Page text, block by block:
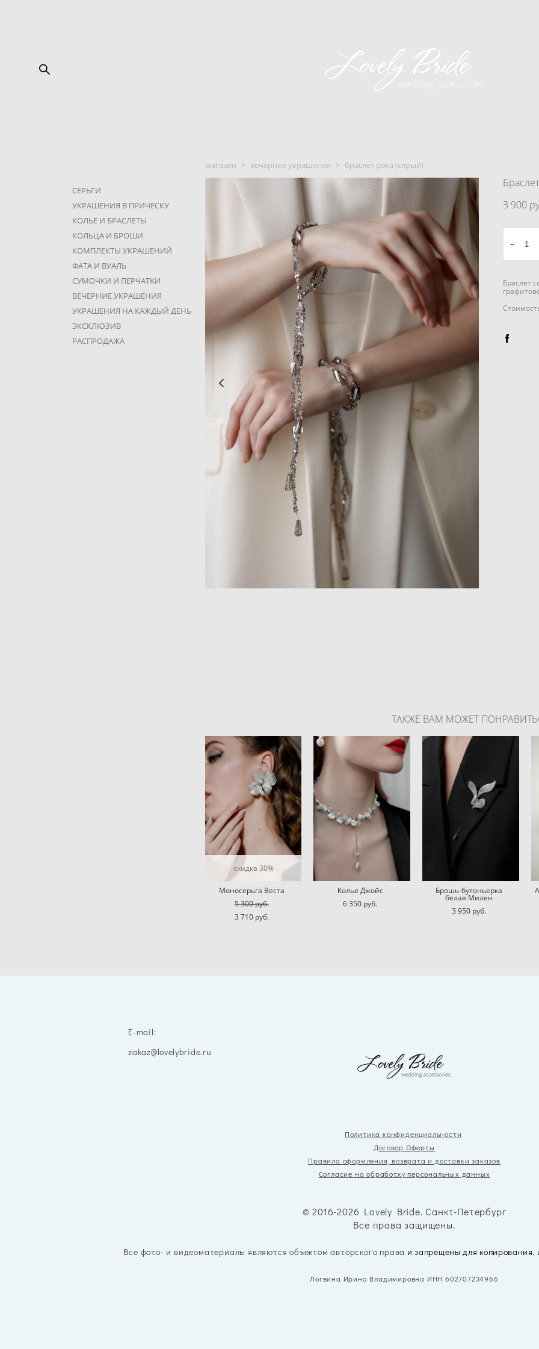
СЕРЬГИ
УКРАШЕНИЯ В ПРИЧЕСКУ
КОЛЬЕ И БРАСЛЕТЫ
КОЛЬЦА И БРОШИ
КОМПЛЕКТЫ УКРАШЕНИЙ
ФАТА И ВУАЛЬ
СУМОЧКИ И ПЕРЧАТКИ
ВЕЧЕРНИЕ УКРАШЕНИЯ
УКРАШЕНИЯ НА КАЖДЫЙ ДЕНЬ
ЭКСКЛЮЗИВ
РАСПРОДАЖА
магазин > вечерние украшения > браслет роса (серый)
3 900
Браслет
ТАКЖЕ ВАМ МОЖЕТ
скидка 30%
Моносерьга Веста
5 300 pуб.
3 710 pуб.
Колье Джойс
6 350 pуб.
Брошь-бутоньерка
белая Милен
3 950 pуб.
E-mail:
zakaz@lovelybride.ru
Политика конфиденциальности
Договор Оферты
Правила оформления, возвратаи доставки заказов
Согласие на обработку персональных данных
© 2016-2026 Lovely Bride. Санкт-Петербург
Все права защищены.
Все фото- и видеоматериалы являются объектом авторского права и запрещены для
Логвина Ирина Владимировна ИНН 602707234966